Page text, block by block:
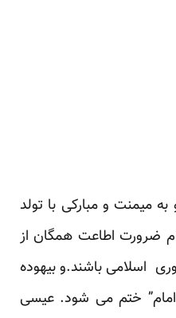
گیرد و به میمنت و مبارکی با تولد
ضرورت اطاعت همگان از
اسلامی باشند.و بیهوده
ختم می شود. عیسی